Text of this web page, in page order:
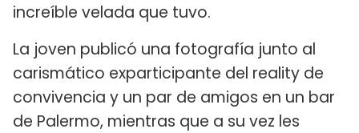
increíble velada que tuvo.
La joven publicó una fotografía junto al
carismático exparticipante del reality de
convivencia y un par de amigos en un bar
de Palermo, mientras que a su vez les